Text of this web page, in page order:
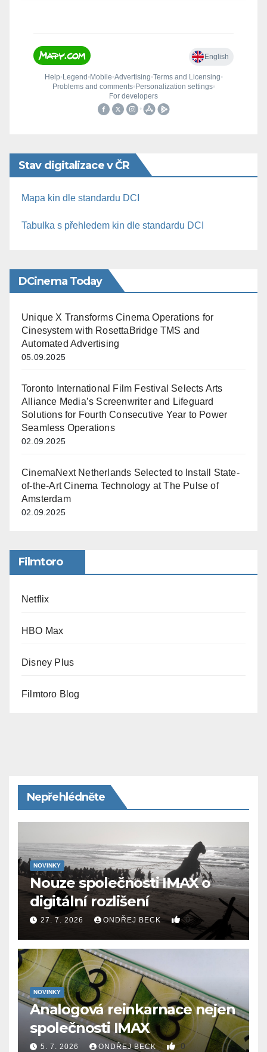
Stav digitalizace v ČR
Mapa kin dle standardu DCI
Tabulka s přehledem kin dle standardu DCI
DCinema Today
Unique X Transforms Cinema Operations for
Cinesystem with RosettaBridge TMS and
Automated Advertising
05.09.2025
Toronto International Film Festival Selects Arts
Alliance Media’s Screenwriter and Lifeguard
Solutions for Fourth Consecutive Year to Power
Seamless Operations
02.09.2025
CinemaNext Netherlands Selected to Install State-
of-the-Art Cinema Technology at The Pulse of
Amsterdam
02.09.2025
Filmtoro
Netflix
HBO Max
Disney Plus
Filmtoro Blog
Nepřehlédněte
NOVINKY
Nouze společnosti IMAX o
digitální rozlišení
27. 7. 2026 ONDŘEJ BECK 0
NOVINKY
Analogová reinkarnace nejen
společnosti IMAX
5. 7. 2026 ONDŘEJ BECK 0